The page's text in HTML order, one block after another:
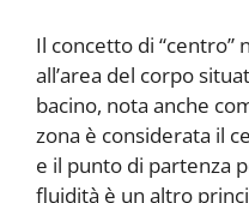
Il concetto di “centro”
all’area del corpo
bacino, nota anche
zona è considerata il
e il punto di partenza
fluidità è un altro